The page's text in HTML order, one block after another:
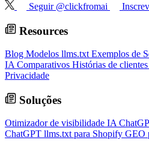
Seguir @clickfromai
Resources
Blog Modelos llms.txt Exemplos de
IA Comparativos Histórias de clientes
Privacidade
Soluções
Otimizador de visibilidade IA
ChatGPT llms.txt para Shopify GEO